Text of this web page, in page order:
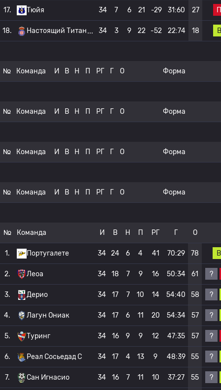
17. Тюйя 34 7 6 21 -29 31:60 27 П
18. Настоящий Титан 34 3 9 22 -52 22:74 18 В
№ Команда И В Н П РГ Г О Форма
№ Команда И В Н П РГ Г О Форма
№ Команда И В Н П РГ Г О Форма
№ Команда И В Н П РГ Г О Форма
№ Команда И В Н П РГ Г О
1. Португалете 34 24 6 4 41 70:29 78 В
2. Леоа 34 18 7 9 16 50:34 61 ?
3. Дерио 34 17 7 10 14 54:40 58 ?
4. Лагун Ониак 34 17 6 11 20 54:34 57 ?
5. Туринг 34 16 9 9 12 47:35 57 ?
6. Реал Сосьедад C 34 17 4 13 9 48:39 55 ?
7. Сан Игнасио 34 16 7 11 10 37:27 55 ?